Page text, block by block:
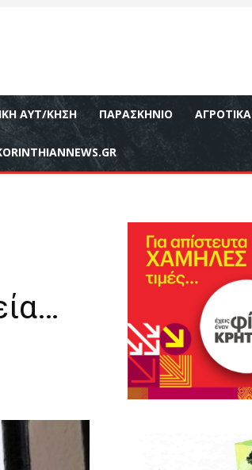
ΑΥΤ/ΚΗΣΗ ΠΑΡΑΣΚΉΝΙΟ ΑΓΡΟΤΙΚΆ